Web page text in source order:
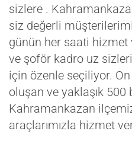
sizlere .
siz değerli
günün her saati hizmet
ve şoför kadro uz
için özenle seçiliyor.
oluşan ve yaklaşık
Kahramankazan
araçlarımızla hizmet